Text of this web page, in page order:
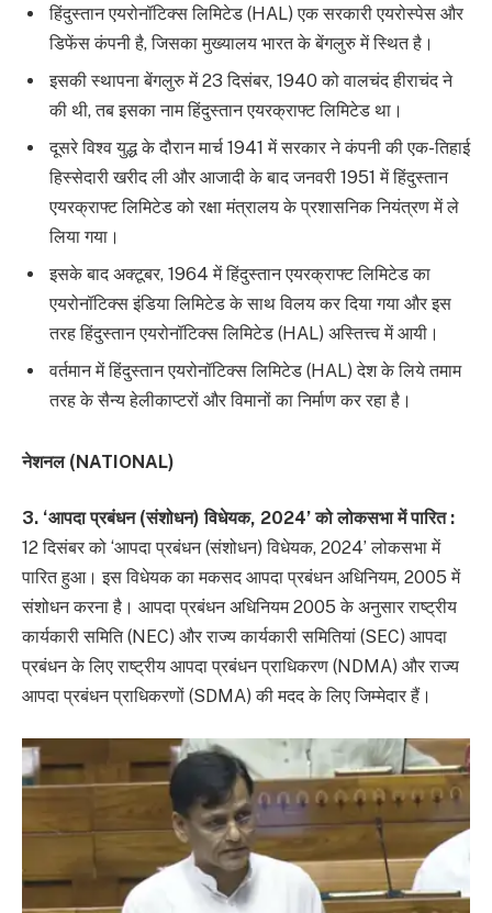
हिंदुस्तान एयरोनॉटिक्स लिमिटेड (HAL) एक सरकारी एयरोस्पेस और
डिफेंस कंपनी है, जिसका मुख्यालय भारत के बेंगलुरु में स्थित है।
इसकी स्थापना बेंगलुरु में 23 दिसंबर, 1940 को वालचंद हीराचंद ने
की थी, तब इसका नाम हिंदुस्तान एयरक्राफ्ट लिमिटेड था।
दूसरे विश्व युद्ध के दौरान मार्च 1941 में सरकार ने कंपनी की एक-तिहाई
हिस्सेदारी खरीद ली और आजादी के बाद जनवरी 1951 में हिंदुस्तान
एयरक्राफ्ट लिमिटेड को रक्षा मंत्रालय के प्रशासनिक नियंत्रण में ले
लिया गया।
इसके बाद अक्टूबर, 1964 में हिंदुस्तान एयरक्राफ्ट लिमिटेड का
एयरोनॉटिक्स इंडिया लिमिटेड के साथ विलय कर दिया गया और इस
तरह हिंदुस्तान एयरोनॉटिक्स लिमिटेड (HAL) अस्तित्त्व में आयी।
वर्तमान में हिंदुस्तान एयरोनॉटिक्स लिमिटेड (HAL) देश के लिये तमाम
तरह के सैन्य हेलीकाप्टरों और विमानों का निर्माण कर रहा है।
नेशनल (NATIONAL)
3. ‘आपदा प्रबंधन (संशोधन) विधेयक, 2024’ को लोकसभा में पारित :
12 दिसंबर को ‘आपदा प्रबंधन (संशोधन) विधेयक, 2024’ लोकसभा में
पारित हुआ। इस विधेयक का मकसद आपदा प्रबंधन अधिनियम, 2005 में
संशोधन करना है। आपदा प्रबंधन अधिनियम 2005 के अनुसार राष्ट्रीय
कार्यकारी समिति (NEC) और राज्य कार्यकारी समितियां (SEC) आपदा
प्रबंधन के लिए राष्ट्रीय आपदा प्रबंधन प्राधिकरण (NDMA) और राज्य
आपदा प्रबंधन प्राधिकरणों (SDMA) की मदद के लिए जिम्मेदार हैं।